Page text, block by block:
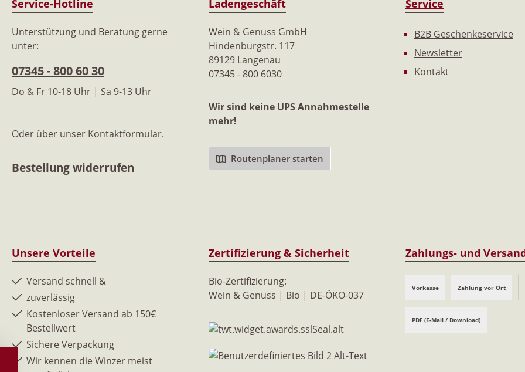
Service-Hotline
Unterstützung und Beratung gerne
unter:
07345 - 800 60 30
Do & Fr 10-18 Uhr | Sa 9-13 Uhr
Oder über unser Kontaktformular.
Bestellung widerrufen
Service
B2B Geschenkeservice
Newsletter
Kontakt
Zertifizierung & Sicherheit
Bio-Zertifizierung:
Wein & Genuss | Bio | DE-ÖKO-037
Zahlungs- und
Vorkasse Zahlung vor Ort
PDF (E-Mail / Download)
Unsere Vorteile
Versand schnell &
zuverlässig
Kostenloser Versand ab 150€
Bestellwert
Sichere Verpackung
Wir kennen die Winzer meist
Ladengeschäft
Wein & Genuss GmbH
Hindenburgstr. 117
89129 Langenau
07345 - 800 6030
Wir sind keine UPS Annahmestelle
mehr!
Routenplaner starten